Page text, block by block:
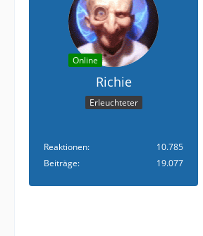
Online
Richie
Erleuchteter
Reaktionen
10.785
Beiträge
19.077